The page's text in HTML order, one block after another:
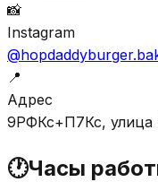
📸
Instagram
📍
Адрес
9РФКс+П7Кс, улица
🕐Часы